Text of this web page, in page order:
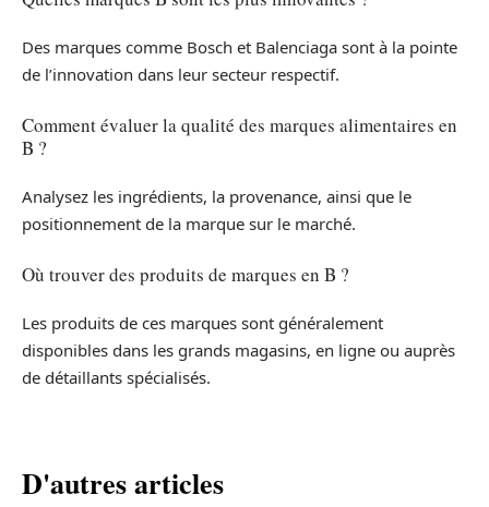
Des marques comme Bosch et Balenciaga sont à la pointe
de l’innovation dans leur secteur respectif.
Comment évaluer la qualité des marques alimentaires en
B ?
Analysez les ingrédients, la provenance, ainsi que le
positionnement de la marque sur le marché.
Où trouver des produits de marques en B ?
Les produits de ces marques sont généralement
disponibles dans les grands magasins, en ligne ou auprès
de détaillants spécialisés.
D'autres articles